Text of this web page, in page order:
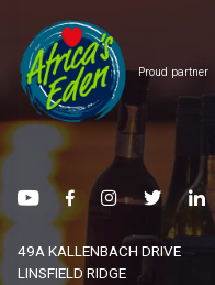
Proud partner
49A KALLENBACH DRIVE
LINSFIELD RIDGE